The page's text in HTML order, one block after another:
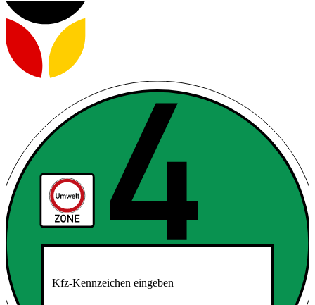
Kfz-Kennzeichen eingeben